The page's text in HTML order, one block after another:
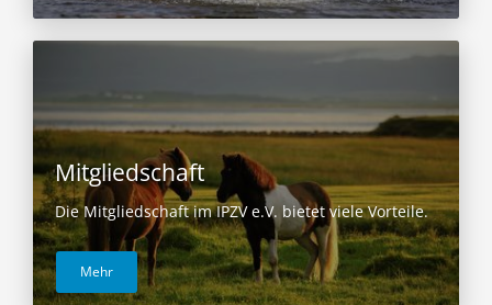
Mitgliedschaft
Die Mitgliedschaft im IPZV e.V. bietet viele Vorteile.
Mehr